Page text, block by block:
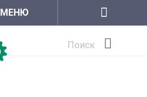
МЕНЮ
Поиск